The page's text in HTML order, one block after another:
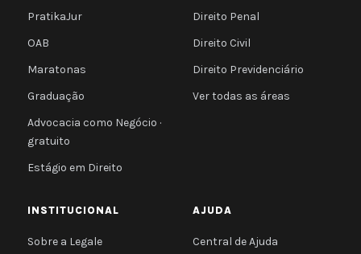
PratikaJur
OAB
Maratonas
Graduação
Advocacia como Negócio ·
gratuito
Estágio em Direito
Direito Penal
Direito Civil
Direito Previdenciário
Ver todas as áreas
INSTITUCIONAL
Sobre a Legale
AJUDA
Central de Ajuda